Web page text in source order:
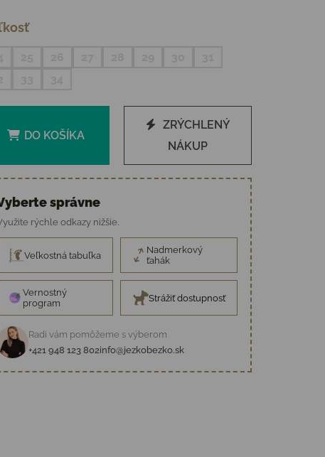
DO KOŠÍKA
ZRÝCHLENÝ
NÁKUP
správne
rýchle odkazy nižšie.
Veľkostná tabuľka
Nadmerkový
ťahák
Vernostný
program
Strážiť dostupnosť
Radi vám pomôžeme s výberom
+421 948 123 802info@jezkobezko.sk